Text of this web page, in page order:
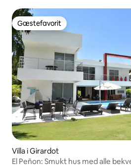
Gæstefavorit
Gæstefavorit
Villa i Girardot
El Peñon: Smukt hus med alle